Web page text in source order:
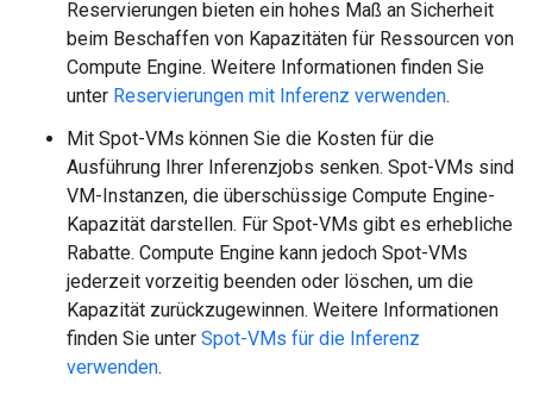
Reservierungen bieten ein hohes Maß an Sicherheit
beim Beschaffen von Kapazitäten für Ressourcen von
Compute Engine. Weitere Informationen finden Sie
unter Reservierungen mit Inferenz verwenden.
Mit Spot-VMs können Sie die Kosten für die
Ausführung Ihrer Inferenzjobs senken. Spot-VMs sind
VM-Instanzen, die überschüssige Compute Engine-
Kapazität darstellen. Für Spot-VMs gibt es erhebliche
Rabatte. Compute Engine kann jedoch Spot-VMs
jederzeit vorzeitig beenden oder löschen, um die
Kapazität zurückzugewinnen. Weitere Informationen
finden Sie unter Spot-VMs für die Inferenz
verwenden.